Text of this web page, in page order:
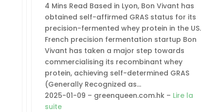
4 Mins Read Based in Lyon, Bon Vivant has
obtained self-affirmed GRAS status for its
precision-fermented whey protein in the US.
French precision fermentation startup Bon
Vivant has taken a major step towards
commercialising its recombinant whey
protein, achieving self-determined GRAS
(Generally Recognized as…
2025-01-09 – greenqueen.com.hk – Lire la
suite